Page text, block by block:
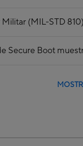
(MIL-STD
Secure Boot